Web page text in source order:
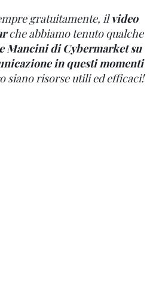
gratuitamente, ilvideo
che abbiamo tenuto qualche
Mancini di Cybermarket su
in questi momenti
siano risorse utili ed efficaci!